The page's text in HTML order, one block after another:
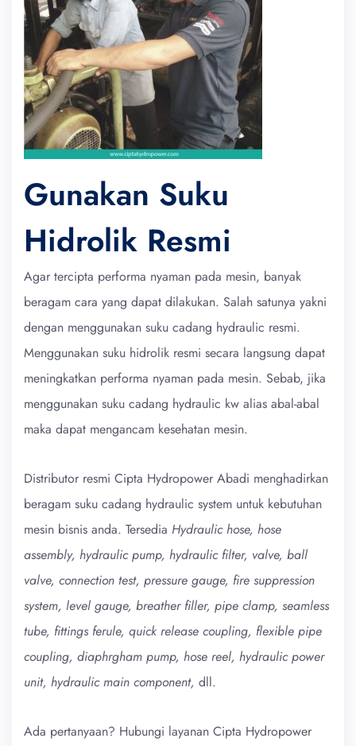
Gunakan Suku
Hidrolik Resmi
Agar tercipta performa nyaman pada mesin, banyak
beragam cara yang dapat dilakukan. Salah satunya yakni
dengan menggunakan suku cadang hydraulic resmi.
Menggunakan suku hidrolik resmi secara langsung dapat
meningkatkan performa nyaman pada mesin. Sebab, jika
menggunakan suku cadang hydraulic kw alias abal-abal
maka dapat mengancam kesehatan mesin.
Distributor resmi Cipta Hydropower Abadi menghadirkan
beragam suku cadang hydraulic system untuk kebutuhan
mesin bisnis anda. Tersedia Hydraulic hose, hose
assembly, hydraulic pump, hydraulic filter, valve, ball
valve, connection test, pressure gauge, fire suppression
system, level gauge, breather filler, pipe clamp, seamless
tube, fittings ferule, quick release coupling, flexible pipe
coupling, diaphrgham pump, hose reel, hydraulic power
unit, hydraulic main component, dll.
Ada pertanyaan? Hubungi layanan Cipta Hydropower